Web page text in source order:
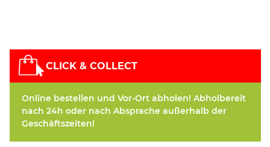
CLICK & COLLECT
Online bestellen und Vor-Ort abholen! Abholbereit
nach 24h oder nach Absprache außerhalb der
Geschäftszeiten!